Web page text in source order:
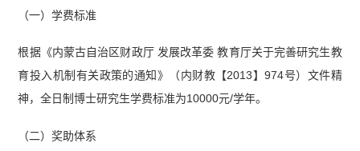
（一）学费标准
根据《内蒙古自治区财政厅 发展改革委 教育厅关于完善研究生教
育投入机制有关政策的通知》（内财教【2013】974号）文件精
神，全日制博士研究生学费标准为10000元/学年。
（二）奖助体系